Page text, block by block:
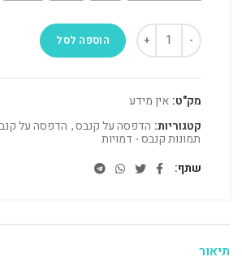
הוספה לסל
מק"ט: אין מידע
קטגוריות: הדפסה על קנבס, הדפסה על
תמונות קנבס - דמויות
שתף
תיאור